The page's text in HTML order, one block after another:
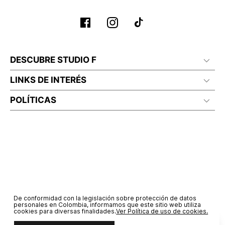
DESCUBRE STUDIO F
LINKS DE INTERÉS
POLÍTICAS
De conformidad con la legislación sobre protección de datos
personales en Colombia, informamos que este sitio web utiliza
cookies para diversas finalidades.Ver Política de uso de cookies.